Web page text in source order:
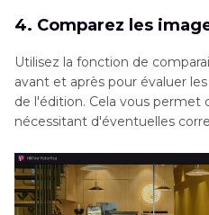
4. Comparez les
Utilisez la fonction de
avant et après pour évaluer
de l'édition. Cela vous permet
nécessitant d'éventuelles